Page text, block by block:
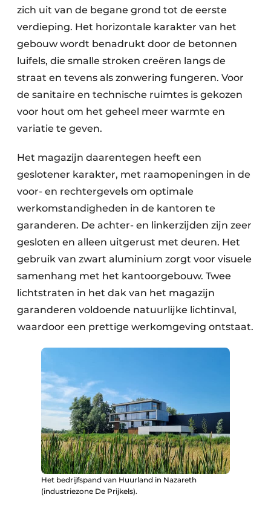
zich uit van de begane grond tot de eerste
verdieping. Het horizontale karakter van het
gebouw wordt benadrukt door de betonnen
luifels, die smalle stroken creëren langs de
straat en tevens als zonwering fungeren. Voor
de sanitaire en technische ruimtes is gekozen
voor hout om het geheel meer warmte en
variatie te geven.
Het magazijn daarentegen heeft een
geslotener karakter, met raamopeningen in de
voor- en rechtergevels om optimale
werkomstandigheden in de kantoren te
garanderen. De achter- en linkerzijden zijn zeer
gesloten en alleen uitgerust met deuren. Het
gebruik van zwart aluminium zorgt voor visuele
samenhang met het kantoorgebouw. Twee
lichtstraten in het dak van het magazijn
garanderen voldoende natuurlijke lichtinval,
waardoor een prettige werkomgeving ontstaat.
Het bedrijfspand van Huurland in Nazareth
(industriezone De Prijkels).